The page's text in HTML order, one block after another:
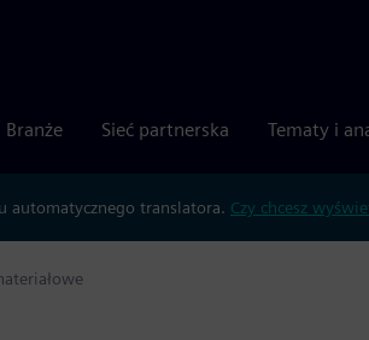
Branże Sieć partnerska Tematy i
automatycznego translatora. Czy chcesz